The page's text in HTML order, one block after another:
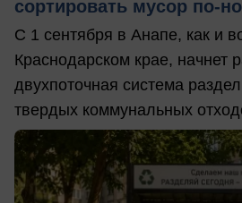
сортировать мусор по-
С 1 сентября в Анапе, как и
Краснодарском крае, начнет
двухпоточная система
твердых коммунальных